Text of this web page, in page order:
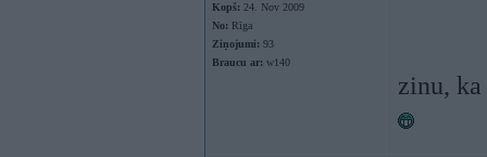
Kopš: 24. Nov 2009
No: Rīga
Ziņojumi: 93
Braucu ar: w140
zinu,